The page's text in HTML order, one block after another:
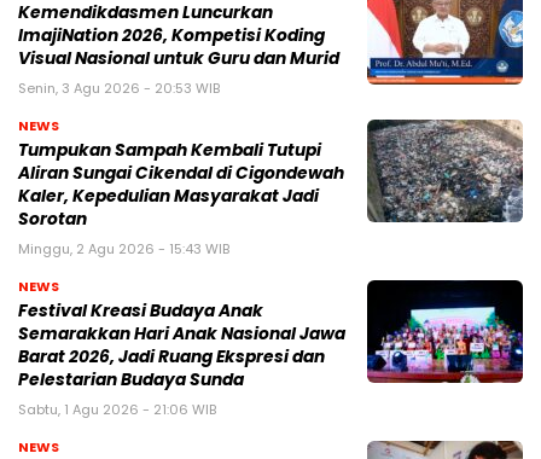
Kemendikdasmen Luncurkan
ImajiNation 2026, Kompetisi Koding
Visual Nasional untuk Guru dan Murid
Senin, 3 Agu 2026 - 20:53 WIB
NEWS
Tumpukan Sampah Kembali Tutupi
Aliran Sungai Cikendal di Cigondewah
Kaler, Kepedulian Masyarakat Jadi
Sorotan
Minggu, 2 Agu 2026 - 15:43 WIB
NEWS
Festival Kreasi Budaya Anak
Semarakkan Hari Anak Nasional Jawa
Barat 2026, Jadi Ruang Ekspresi dan
Pelestarian Budaya Sunda
Sabtu, 1 Agu 2026 - 21:06 WIB
NEWS